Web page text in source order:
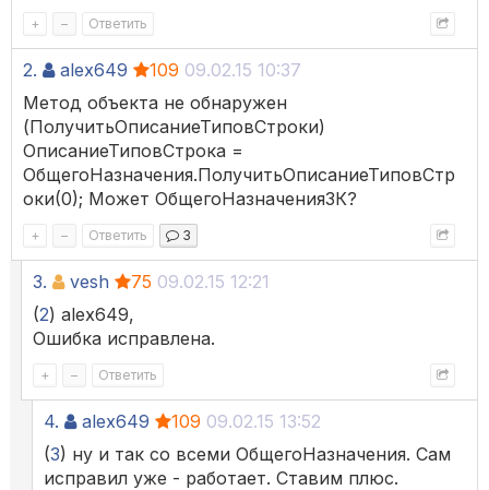
+ – Ответить
2. alex649 109 09.02.15 10:37
Метод объекта не обнаружен
(ПолучитьОписаниеТиповСтроки)
ОписаниеТиповСтрока =
ОбщегоНазначения.ПолучитьОписаниеТиповСтр
оки(0); Может ОбщегоНазначенияЗК?
+ – Ответить 3
3. vesh 75 09.02.15 12:21
(2) alex649,
Ошибка исправлена.
+ – Ответить
4. alex649 109 09.02.15 13:52
(3) ну и так со всеми ОбщегоНазначения. Сам
исправил уже - работает. Ставим плюс.